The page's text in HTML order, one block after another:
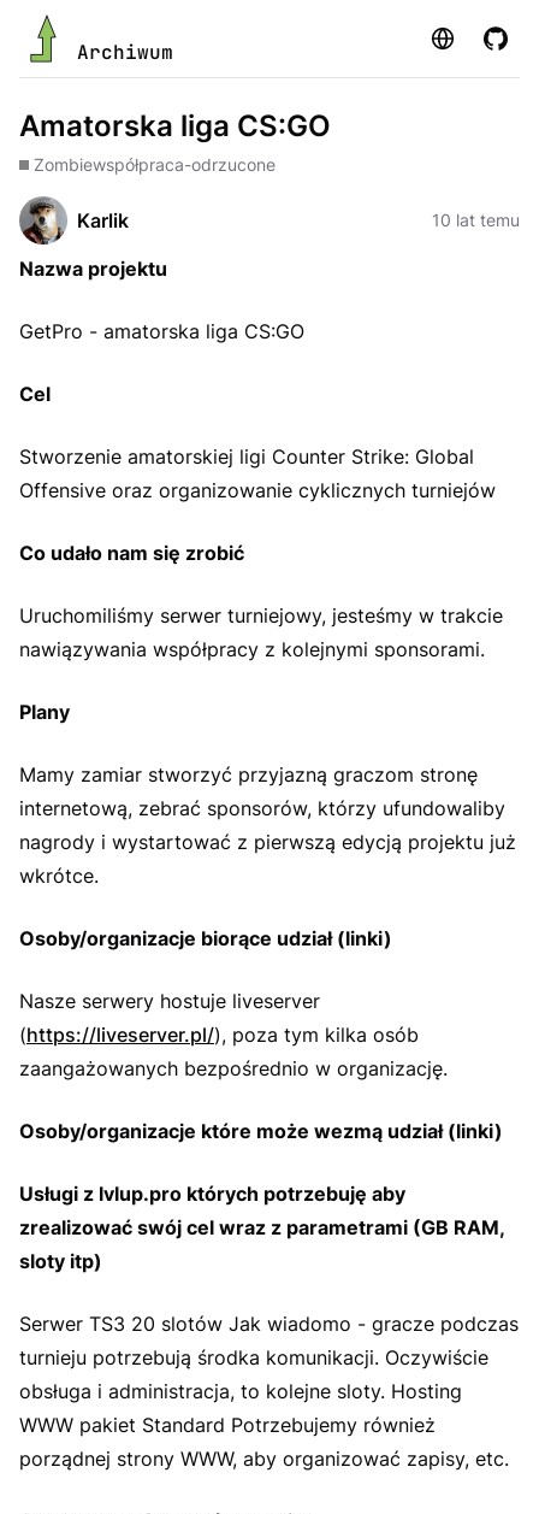
Archiwum Strona
Amatorska liga CS:GO
Zombiewspółpraca-odrzucone
Karlik 10 lat temu
Nazwa projektu
GetPro - amatorska liga CS:GO
Cel
Stworzenie amatorskiej ligi Counter Strike: Global
Offensive oraz organizowanie cyklicznych turniejów
Co udało nam się zrobić
Uruchomiliśmy serwer turniejowy, jesteśmy w trakcie
nawiązywania współpracy z kolejnymi sponsorami.
Plany
Mamy zamiar stworzyć przyjazną graczom stronę
internetową, zebrać sponsorów, którzy ufundowaliby
nagrody i wystartować z pierwszą edycją projektu już
wkrótce.
Osoby/organizacje biorące udział (linki)
Nasze serwery hostuje liveserver
(https://liveserver.pl/), poza tym kilka osób
zaangażowanych bezpośrednio w organizację.
Osoby/organizacje które może wezmą udział (linki)
Usługi z lvlup.pro których potrzebuję aby
zrealizować swój cel wraz z parametrami (GB RAM,
sloty itp)
Serwer TS3 20 slotów Jak wiadomo - gracze podczas
turnieju potrzebują środka komunikacji. Oczywiście
obsługa i administracja, to kolejne sloty. Hosting
WWW pakiet Standard Potrzebujemy również
porządnej strony WWW, aby organizować zapisy, etc.